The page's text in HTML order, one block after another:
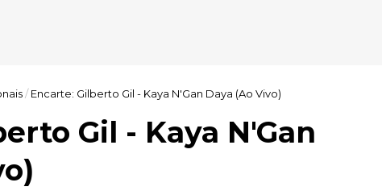
/ Encarte: Gilberto Gil - Kaya N'Gan Daya (Ao Vivo)
Gil - Kaya N'Gan